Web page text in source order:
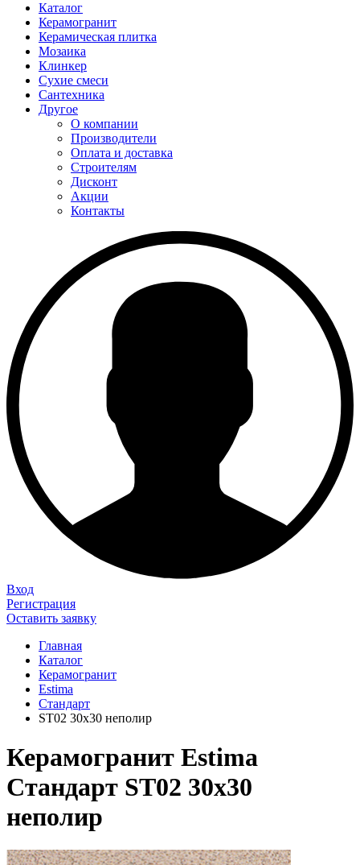
Каталог
Керамогранит
Керамическая плитка
Мозаика
Клинкер
Сухие смеси
Сантехника
Другое
О компании
Производители
Оплата и доставка
Строителям
Дисконт
Акции
Контакты
Вход
Регистрация
Оставить заявку
Главная
Каталог
Керамогранит
Estima
Стандарт
ST02 30х30 неполир
Керамогранит Estima
Стандарт ST02 30х30
неполир